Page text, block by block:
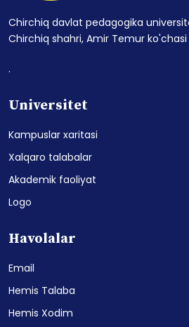
Chirchiq davlat pedagogika
Chirchiq shahri, Amir Temur ko'chasi
.
Universitet
Kampuslar xaritasi
Xalqaro talabalar
Akademik faoliyat
Logo
Havolalar
Email
Hemis Talaba
Hemis Xodim